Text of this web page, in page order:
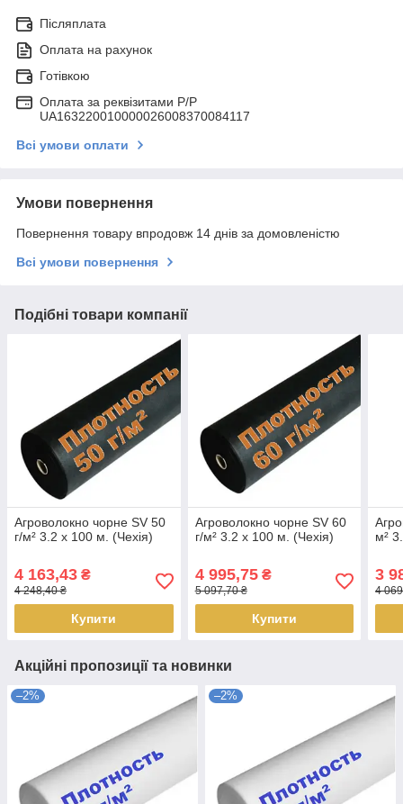
Післяплата
Оплата на рахунок
Готівкою
Оплата за реквізитами P/Р
UA163220010000026008370084117
Всі умови оплати
Умови повернення
Повернення товару впродовж 14 днів за домовленістю
Всі умови повернення
Подібні товари компанії
Агроволокно чорне SV 50
г/м² 3.2 х 100 м. (Чехія)
4 163,43 ₴
4 248,40 ₴
Купити
Агроволокно чорне SV 60
г/м² 3.2 х 100 м. (Чехія)
4 995,75₴
5 097,70 ₴
Купити
м²
3
4
Акційні пропозиції та новинки
–2% –2%